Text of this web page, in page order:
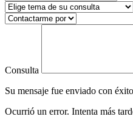
Consulta
Su mensaje fue enviado con
Ocurrió un error. Intenta más